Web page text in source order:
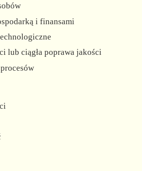
i finansami
lub ciągła poprawa jakości